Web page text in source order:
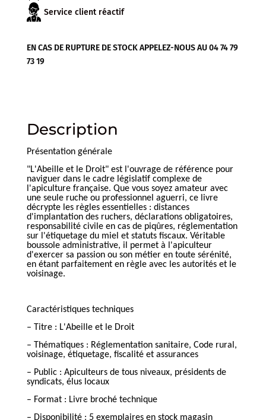
Service client réactif
EN CAS DE RUPTURE DE STOCK APPELEZ-NOUS AU 04 74 79
73 19
Description
Présentation générale
"L'Abeille et le Droit" est l'ouvrage de référence pour
naviguer dans le cadre législatif complexe de
l'apiculture française. Que vous soyez amateur avec
une seule ruche ou professionnel aguerri, ce livre
décrypte les règles essentielles : distances
d'implantation des ruchers, déclarations obligatoires,
responsabilité civile en cas de piqûres, réglementation
sur l'étiquetage du miel et statuts fiscaux. Véritable
boussole administrative, il permet à l'apiculteur
d'exercer sa passion ou son métier en toute sérénité,
en étant parfaitement en règle avec les autorités et le
voisinage.
Caractéristiques techniques
– Titre : L'Abeille et le Droit
– Thématiques : Réglementation sanitaire, Code rural,
voisinage, étiquetage, fiscalité et assurances
– Public : Apiculteurs de tous niveaux, présidents de
syndicats, élus locaux
– Format : Livre broché technique
– Disponibilité : 5 exemplaires en stock magasin